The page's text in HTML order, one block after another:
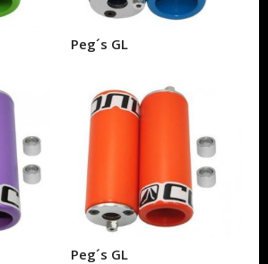
Peg´s GL
Peg´s GL